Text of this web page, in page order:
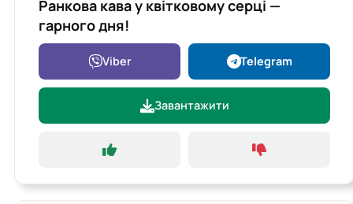
Ранкова кава у квітковому серці —
гарного дня!
Viber Telegram
Завантажити